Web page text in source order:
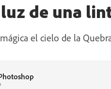
de una
el cielo de la